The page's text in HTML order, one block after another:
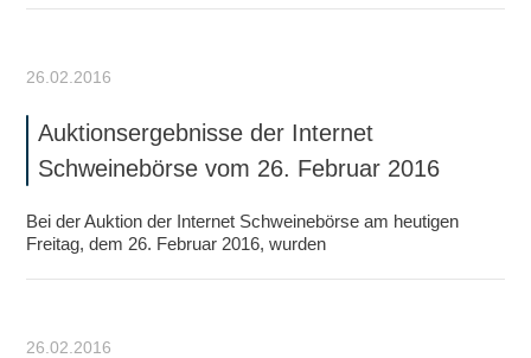
26.02.2016
Auktionsergebnisse der Internet
Schweinebörse vom 26. Februar 2016
Bei der Auktion der Internet Schweinebörse am heutigen
Freitag, dem 26. Februar 2016, wurden
26.02.2016